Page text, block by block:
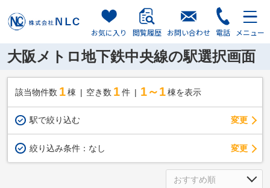
お気に入り 閲覧履歴 お問い合わせ 電話 メニュー
大阪メトロ地下鉄中央線の駅選択画面
該当物件数 1棟 空き数 1 件 1～1 棟を表示
駅で絞り込む 変更
絞り込み条件： なし 変更